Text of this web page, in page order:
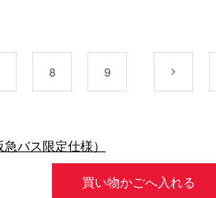
8 9
バス限定仕様）
買い物かごへ入れる